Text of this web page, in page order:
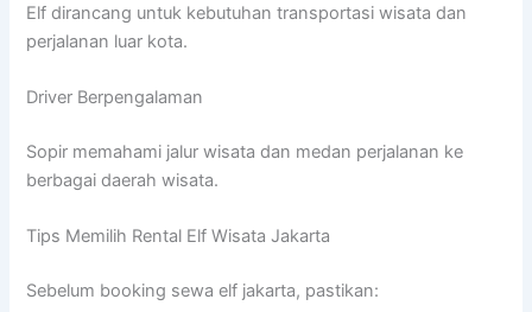
Elf dirancang untuk kebutuhan transportasi wisata dan
perjalanan luar kota.
Driver Berpengalaman
Sopir memahami jalur wisata dan medan perjalanan ke
berbagai daerah wisata.
Tips Memilih Rental Elf Wisata Jakarta
Sebelum booking sewa elf jakarta, pastikan: